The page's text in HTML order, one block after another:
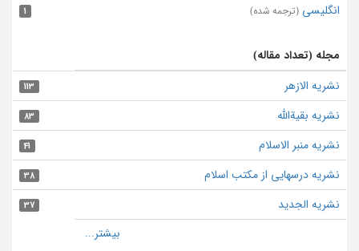
انگلیسی (ترجمه شده)
مجله (تعداد مقاله)
نشریه الازهر 113
نشریه بقیةالله 83
نشریه منبر الاسلام 41
نشریه درسهایی از مکتب اسلام 38
نشریه الجدید 37